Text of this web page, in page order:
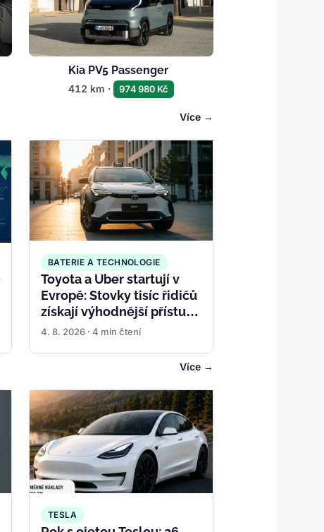
Kia PV5 Passenger
412 km · 974 980 Kč
Více
BATERIE A TECHNOLOGIE
Toyota a Uber startují v
Evropě: Stovky tisíc řidičů
získají výhodnější přístup
k hybridům i
4. 8. 2026 · 4 min čtení
Více
TESLA